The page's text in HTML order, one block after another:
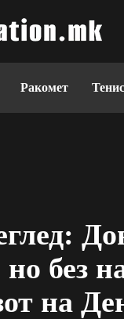
Ракомет Тенис
без
на